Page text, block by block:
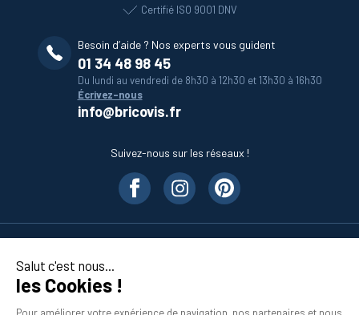
Salut c'est nous...
les Cookies !
Certifié ISO 9001 DNV
Besoin d’aide ? Nos experts vous guident
01 34 48 98 45
Du lundi au vendredi de 8h30 à 12h30 et 13h30 à 16h30
Écrivez-nous
info@bricovis.fr
Suivez-nous sur les réseaux !
En savoir plus